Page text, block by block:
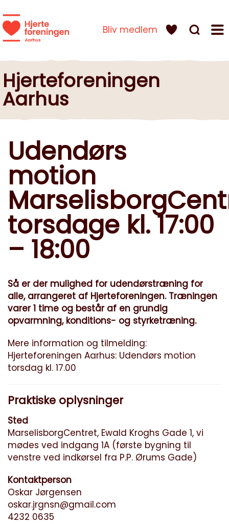
Bliv medlem
Hjerteforeningen
Aarhus
Udendørs
motion
torsdage kl. 17:00
– 18:00
Så er der mulighed for udendørstræning for
alle, arrangeret af Hjerteforeningen. Træningen
varer 1 time og består af en grundig
opvarmning, konditions- og styrketræning.
Mere information og tilmelding:
Hjerteforeningen Aarhus: Udendørs motion
torsdag kl. 17.00
Praktiske oplysninger
Sted
MarselisborgCentret, Ewald Kroghs Gade 1, vi
mødes ved indgang 1A (første bygning til
venstre ved indkørsel fra P.P. Ørums Gade)
Kontaktperson
Oskar Jørgensen
oskar.jrgnsn@gmail.com
4232 0635